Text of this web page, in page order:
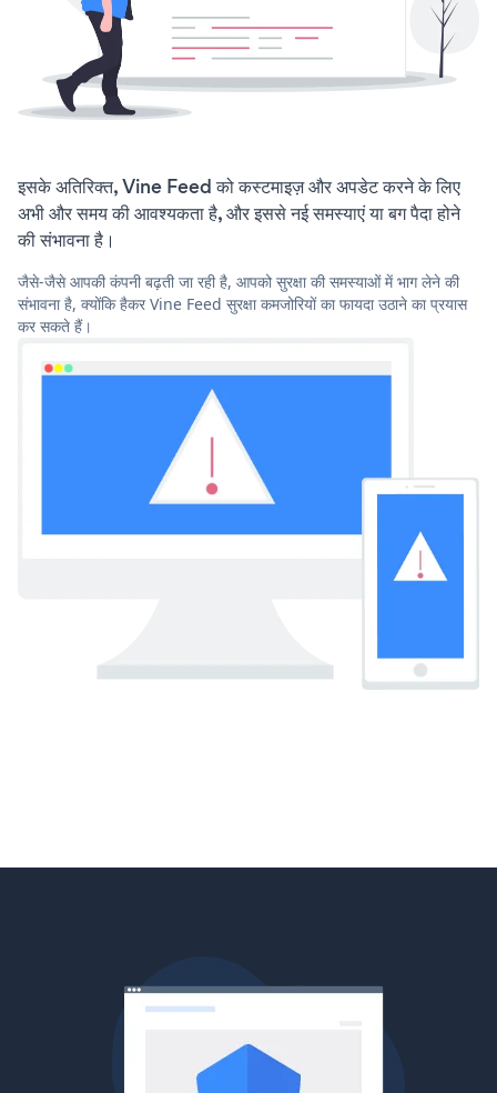
इसके अतिरिक्त, Vine Feed को कस्टमाइज़ और अपडेट करने के लिए
अभी और समय की आवश्यकता है, और इससे नई समस्याएं या बग पैदा होने
की संभावना है।
जैसे-जैसे आपकी कंपनी बढ़ती जा रही है, आपको सुरक्षा की समस्याओं में भाग लेने की
संभावना है, क्योंकि हैकर Vine Feed सुरक्षा कमजोरियों का फायदा उठाने का प्रयास
कर सकते हैं।